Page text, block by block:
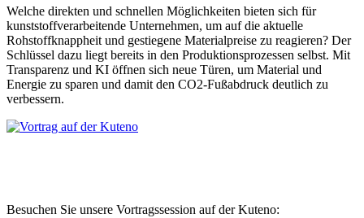
Welche direkten und schnellen Möglichkeiten bieten sich für
kunststoffverarbeitende Unternehmen, um auf die aktuelle
Rohstoffknappheit und gestiegene Materialpreise zu reagieren? Der
Schlüssel dazu liegt bereits in den Produktionsprozessen selbst. Mit
Transparenz und KI öffnen sich neue Türen, um Material und
Energie zu sparen und damit den CO2-Fußabdruck deutlich zu
verbessern.
Besuchen Sie unsere Vortragssession auf der Kuteno: